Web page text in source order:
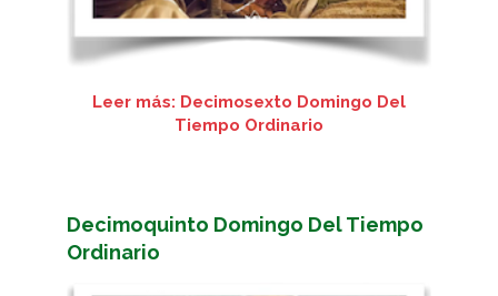
Leer más: Decimosexto Domingo Del
Tiempo Ordinario
Decimoquinto Domingo Del Tiempo
Ordinario